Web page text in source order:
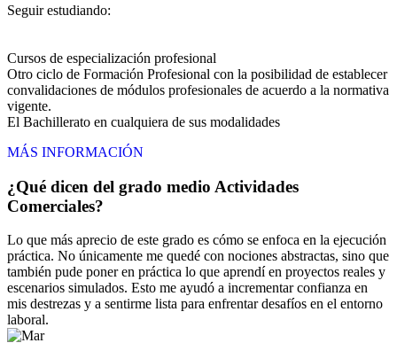
Seguir estudiando:
Cursos de especialización profesional
Otro ciclo de Formación Profesional con la posibilidad de establecer
convalidaciones de módulos profesionales de acuerdo a la normativa
vigente.
El Bachillerato en cualquiera de sus modalidades
MÁS INFORMACIÓN
¿Qué dicen del grado medio Actividades
Comerciales?
Lo que más aprecio de este grado es cómo se enfoca en la ejecución
práctica. No únicamente me quedé con nociones abstractas, sino que
también pude poner en práctica lo que aprendí en proyectos reales y
escenarios simulados. Esto me ayudó a incrementar confianza en
mis destrezas y a sentirme lista para enfrentar desafíos en el entorno
laboral.